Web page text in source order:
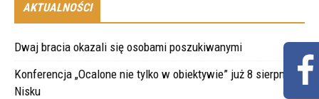
AKTUALNOŚCI
Dwaj bracia okazali się osobami poszukiwanymi
Konferencja „Ocalone nie tylko w obiektywie” już 8 sierpnia w
Nisku